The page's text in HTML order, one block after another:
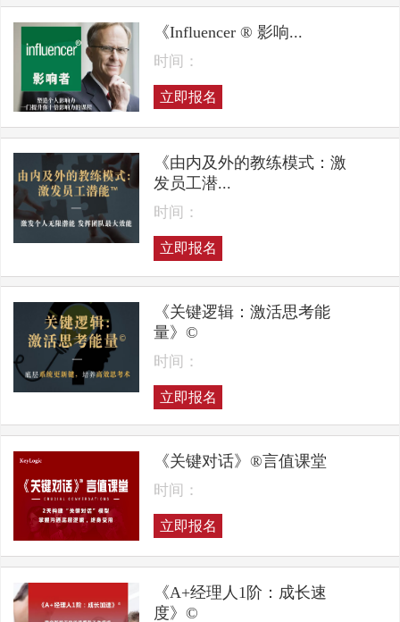
《Influencer ® 影响...
时间：
立即报名
《由内及外的教练模式：激
发员工潜...
时间：
立即报名
《关键逻辑：激活思考能
量》©
时间：
立即报名
《关键对话》®言值课堂
时间：
立即报名
《A+经理人1阶：成长速
度》©